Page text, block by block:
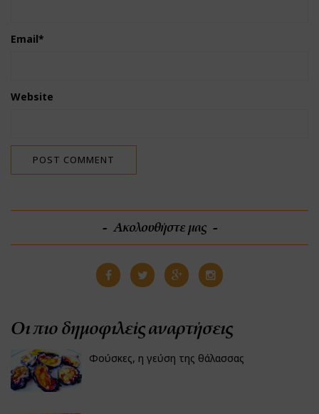
Email*
Website
Ακολουθήστε μας
Οι πιο δημοφιλείς αναρτήσεις
Φούσκες, η γεύση της θάλασσας